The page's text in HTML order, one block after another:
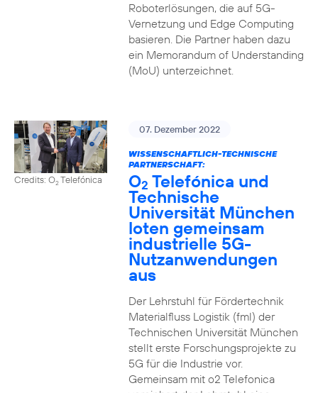
Roboterlösungen, die auf 5G-
Vernetzung und Edge Computing
basieren. Die Partner haben dazu
ein Memorandum of Understanding
(MoU) unterzeichnet.
Credits: O2Telefónica
07. Dezember 2022
WISSENSCHAFTLICH-TECHNISCHE
PARTNERSCHAFT:
O2 Telefónica und
Technische
Universität München
loten gemeinsam
industrielle 5G-
Nutzanwendungen
aus
Der Lehrstuhl für Fördertechnik
Materialfluss Logistik (fml) der
Technischen Universität München
stellt erste Forschungsprojekte zu
5G für die Industrie vor.
Gemeinsam mit o2 Telefonica